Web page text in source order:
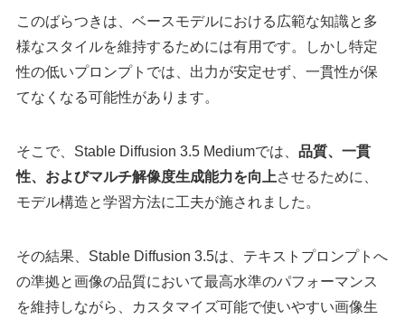
このばらつきは、ベースモデルにおける広範な知識と多
様なスタイルを維持するためには有用です。しかし特定
性の低いプロンプトでは、出力が安定せず、一貫性が保
てなくなる可能性があります。
そこで、Stable Diffusion 3.5 Mediumでは、 品質、一貫
性、およびマルチ解像度生成能力を向上させるために、
モデル構造と学習方法に工夫が施されました。
その結果、Stable Diffusion 3.5は、テキストプロンプトへ
の準拠と画像の品質において最高水準のパフォーマンス
を維持しながら、カスタマイズ可能で使いやすい画像生